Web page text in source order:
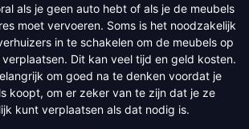
als je geen auto hebt of als je de meubels
moet vervoeren. Soms is het noodzakelijk
in te schakelen om de meubels op
Dit kan veel tijd en geld kosten.
om goed na te denken voordat je
koopt, om er zeker van te zijn dat je ze
kunt verplaatsen als dat nodig is.